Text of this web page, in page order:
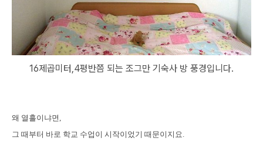
16제곱미터,4평반쯤 되는 조그만 기숙사 방 풍경입니다.
왜 열흘이냐면,
그 때부터 바로 학교 수업이 시작이었기 때문이지요.